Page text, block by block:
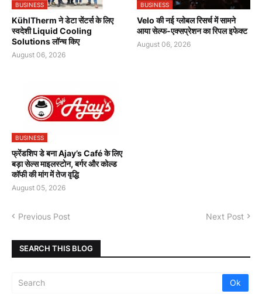
BUSINESS
KühlTherm ने डेटा सेंटर्स के लिए
स्वदेशी Liquid Cooling
Solutions लॉन्च किए
August 06, 2026
BUSINESS
Velo की नई ग्लोबल रिसर्च में सामने
आया सेल्फ-एक्सप्रेशन का रिपल इफेक्ट
August 06, 2026
BUSINESS
फ्रेंडशिप डे बना Ajay’s Café के लिए
बड़ा सेल्स माइलस्टोन, बर्गर और कोल्ड
कॉफी की मांग में तेज वृद्धि
August 05, 2026
Previous Post Next Post
SEARCH THIS BLOG